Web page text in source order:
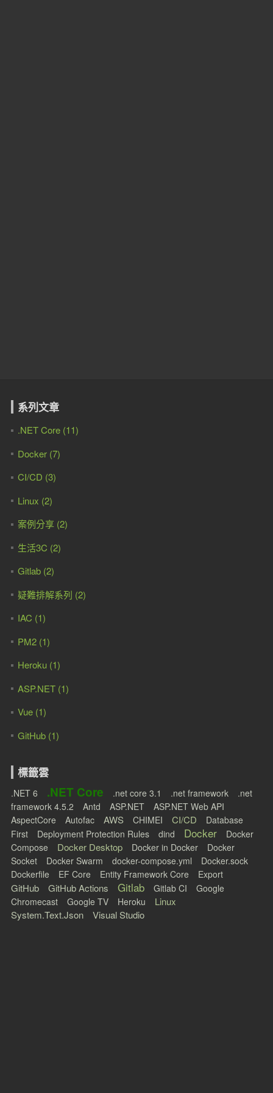
系列文章
.NET Core (11)
Docker (7)
CI/CD (3)
Linux (2)
案例分享 (2)
生活3C (2)
Gitlab (2)
疑難排解系列 (2)
IAC (1)
PM2 (1)
Heroku (1)
ASP.NET (1)
Vue (1)
GitHub (1)
標籤雲
.NET 6 .NET Core .net core 3.1 .net framework
.net
framework 4.5.2
Antd ASP.NET
ASP.NET Web API
AspectCore
Autofac AWS CHIMEI CI/CD
Database
First
Deployment Protection Rules dind Docker
Docker
Compose
Docker Desktop Docker in Docker
Docker
Socket
Docker Swarm docker-compose.yml
Docker.sock
Dockerfile
EF Core Entity Framework Core Export
GitHub GitHub Actions Gitlab Gitlab CI
Google
Chromecast
Google TV Heroku
Linux
System.Text.Json
Visual Studio